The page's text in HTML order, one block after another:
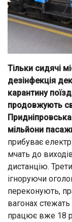
Тільки сидячі
дезінфекція
карантину
продовжують
мільйони
прибуває
мчать до
дистанцію.
ігноруючи
переконують,
вагонах
працює вже 18